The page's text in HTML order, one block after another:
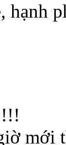
hạnh
mới